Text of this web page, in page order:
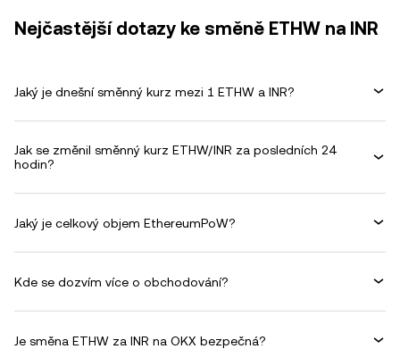
Nejčastější dotazy ke směně ETHW na INR
Jaký je dnešní směnný kurz mezi 1 ETHW a INR?
Jak se změnil směnný kurz ETHW/INR za posledních 24
hodin?
Jaký je celkový objem EthereumPoW?
Kde se dozvím více o obchodování?
Je směna ETHW za INR na OKX bezpečná?